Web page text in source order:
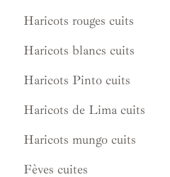
Haricots rouges cuits
Haricots blancs cuits
Haricots Pinto cuits
Haricots de Lima cuits
Haricots mungo cuits
Fèves cuites